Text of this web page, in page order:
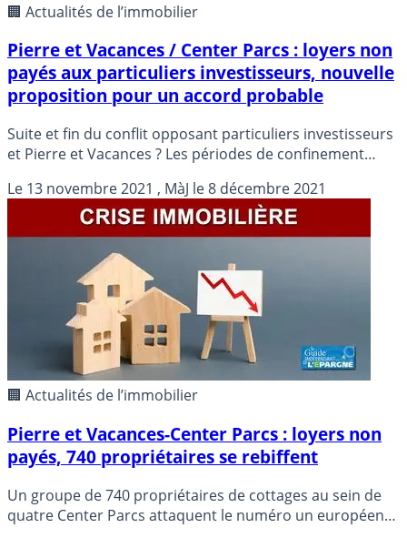
🏢 Actualités de l’immobilier
Pierre et Vacances / Center Parcs : loyers non
payés aux particuliers investisseurs, nouvelle
proposition pour un accord probable
Suite et fin du conflit opposant particuliers investisseurs
et Pierre et Vacances ? Les périodes de confinement
avancé par Pierre et Vacances. Une nouvelle proposition
négociée semble aboutir à un accord avec une large
majorité de propriétaires non encore signataires de la
première proposition effectuée en septembre dernier.
Le 13 novembre 2021 , MàJ le8 décembre 2021
🏢 Actualités de l’immobilier
Pierre et Vacances-Center Parcs : loyers non
payés, 740 propriétaires se rebiffent
Un groupe de 740 propriétaires de cottages au sein de
quatre Center Parcs attaquent le numéro un européen